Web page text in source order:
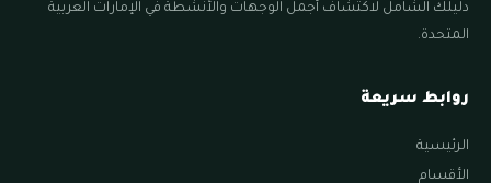
دليلك الشامل لاكتشاف أجمل الوجهات والأنشطة في الإمارات العربية
المتحدة.
روابط سريعة
الرئيسية
الأقسام